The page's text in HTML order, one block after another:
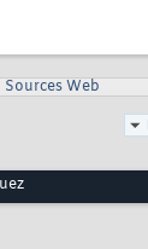
Sources Web